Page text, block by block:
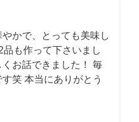
かで、とっても美味し
も作って下さいまし
お話できました！ 毎
笑 本当にありがとう